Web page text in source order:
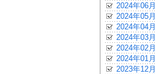
2024年06月
2024年05月
2024年04月
2024年03月
2024年02月
2024年01月
2023年12月